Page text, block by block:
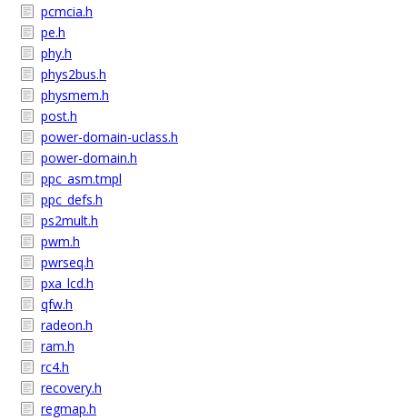
pcmcia.h
pe.h
phy.h
phys2bus.h
physmem.h
post.h
power-domain-uclass.h
power-domain.h
ppc_asm.tmpl
ppc_defs.h
ps2mult.h
pwm.h
pwrseq.h
pxa_lcd.h
qfw.h
radeon.h
ram.h
rc4.h
recovery.h
regmap.h